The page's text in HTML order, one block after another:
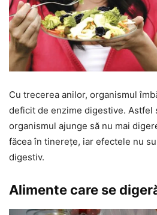
Cu trecerea anilor, organismul
deficit de enzime digestive. Astfel
organismul ajunge să nu mai
făcea în tinerețe, iar efectele nu
digestiv.
Alimente care se